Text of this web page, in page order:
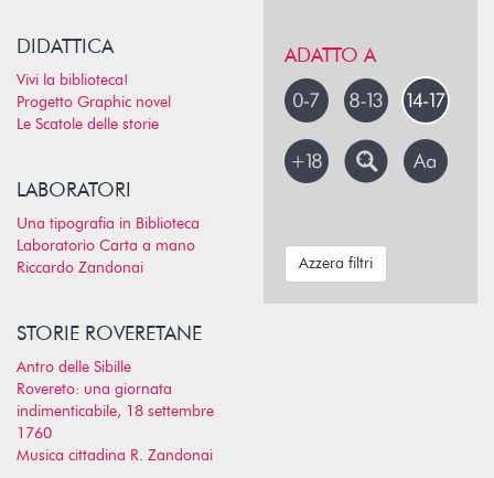
DIDATTICA
Vivi la biblioteca!
Progetto Graphic novel
Le Scatole delle storie
LABORATORI
Una tipografia in Biblioteca
Laboratorio Carta a mano
Riccardo Zandonai
STORIE ROVERETANE
Antro delle Sibille
Rovereto: una giornata
indimenticabile, 18 settembre
1760
Musica cittadina R. Zandonai
ADATTO A
Azzera filtri